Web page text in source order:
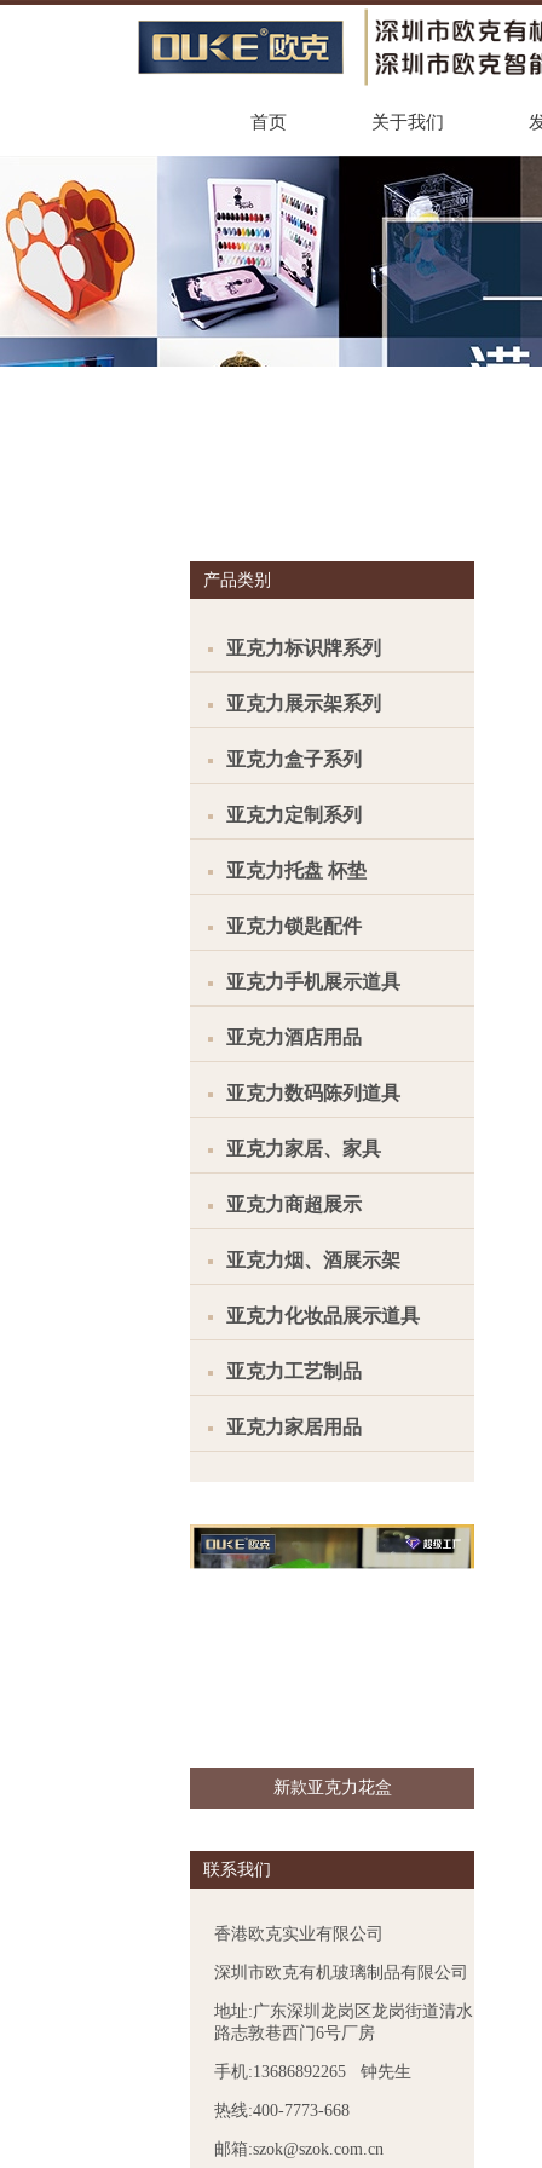
首页 关于我们
产品类别
亚克力标识牌系列
亚克力展示架系列
亚克力盒子系列
亚克力定制系列
亚克力托盘 杯垫
亚克力锁匙配件
亚克力手机展示道具
亚克力酒店用品
亚克力数码陈列道具
亚克力家居、家具
亚克力商超展示
亚克力烟、酒展示架
亚克力化妆品展示道具
亚克力工艺制品
亚克力家居用品
新款亚克力花盒
联系我们
香港欧克实业有限公司
深圳市欧克有机玻璃制品有限公司
地址:广东深圳龙岗区龙岗街道清水
路志敦巷西门6号厂房
手机:13686892265 钟先生
热线:400-7773-668
邮箱:szok@szok.com.cn